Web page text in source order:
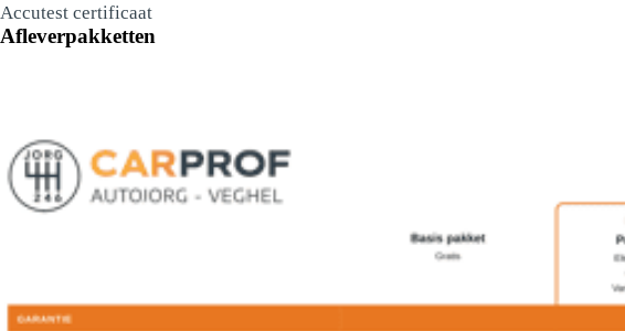
Accutest certificaat
Afleverpakketten